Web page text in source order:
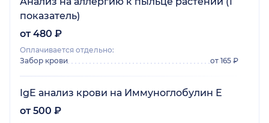
показатель)
от 480 ₽
Оплачивается отдельно:
Забор крови
от 165 ₽
IgE анализ крови на Иммуноглобулин Е
от 500 ₽